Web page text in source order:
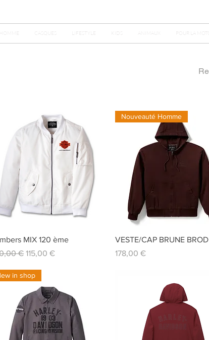
HOMME CASQUES LIFESTYLE KIDS ANIMAUX POUR LA MOTO
Aperçu rapide
MIX 120 ème
original
€ Prix promotionnel
115,00 €
Aperçu rapide
Nouveauté Homme
VESTE/CAP BRUNE BROD
Prix
178,00 €
in shop